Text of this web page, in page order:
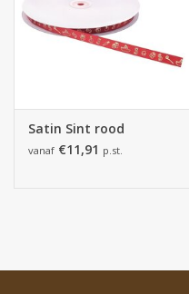
Satin Sint rood
vanaf €11,91 p.st.